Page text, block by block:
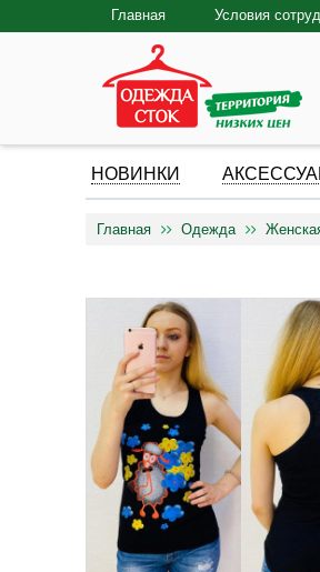
Главная Условия
НОВИНКИ
Главная Одежда